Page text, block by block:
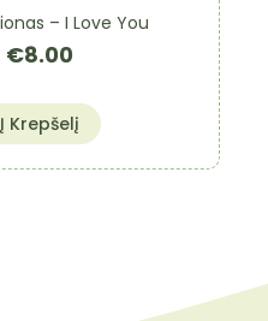
– I Love You
€8.00
Į Krepšelį